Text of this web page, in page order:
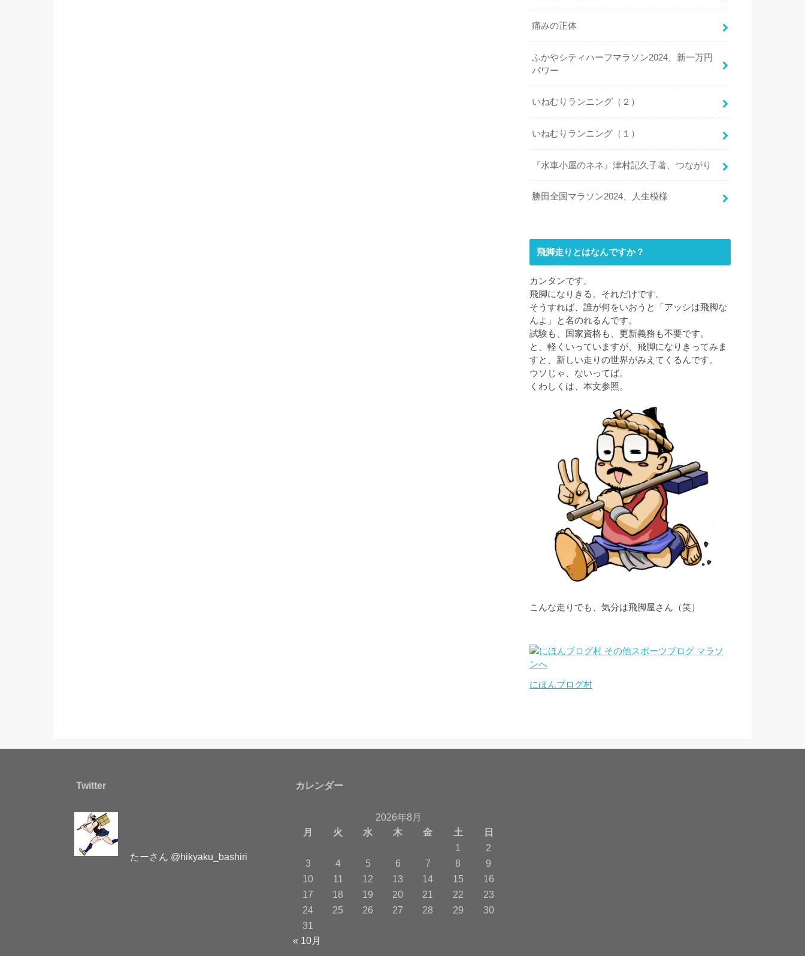
痛みの正体
ふかやシティハーフマラソン2024、新一万円
パワー
いねむりランニング（２）
いねむりランニング（１）
『水車小屋のネネ』津村記久子著、つながり
勝田全国マラソン2024、人生模様
飛脚走りとはなんですか？
カンタンです。
飛脚になりきる。それだけです。
そうすれば、誰が何をいおうと「アッシは飛脚な
んよ」と名のれるんです。
試験も、国家資格も、更新義務も不要です。
と、軽くいっていますが、飛脚になりきってみま
すと、新しい走りの世界がみえてくるんです。
ウソじゃ、ないってば。
くわしくは、本文参照。
こんな走りでも、気分は飛脚屋さん（笑）
にほんブログ村
Twitter
たーさん @hikyaku_bashiri
カレンダー
2026年8月
月
火 水 木 金 土
日
1
2
3
4 5 6 7 8
9
10
11 12 13 14 15
16
17
18 19 20 21 22
23
24
25 26 27 28 29
30
31
« 10月